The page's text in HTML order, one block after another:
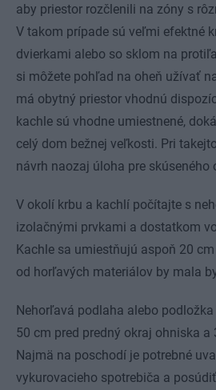
aby priestor rozčlenili na zóny s
V takom prípade sú veľmi efektné
dvierkami alebo so sklom na
si môžete pohľad na oheň užívať
má obytný priestor vhodnú
kachle sú vhodne umiestnené,
celý dom bežnej veľkosti. Pri
návrh naozaj úloha pre skúseného
V okolí krbu a kachlí počítajte s
izolačnými prvkami a dostatkom
Kachle sa umiestňujú aspoň 20
od horľavých materiálov by mala
Nehorľavá podlaha alebo
50 cm pred predný okraj ohniska a
Najmä na poschodí je potrebné
vykurovacieho spotrebiča a